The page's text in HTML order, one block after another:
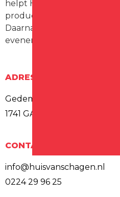
helpt Huis van Schagen
producten die passen bij
Daarnaast organiseert de
evenementen zoals
ADRES
Gedempte Gracht 25
1741 GA Schagen
CONTACT
info@huisvanschagen.nl
0224 29 96 25